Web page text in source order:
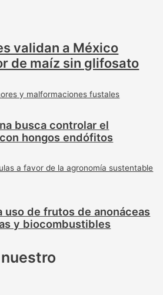
validan a México
de maíz sin glifosato
y malformaciones fustales
busca controlar el
hongos endófitos
a favor de la agronomía sustentable
uso de frutos de anonáceas
y biocombustibles